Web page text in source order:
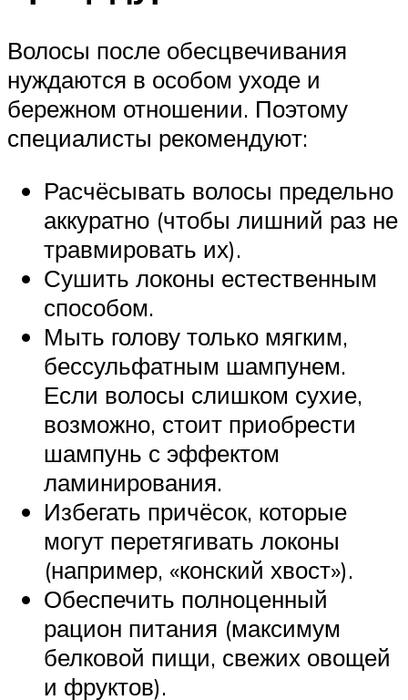
Волосы после обесцвечивания
нуждаются в особом уходе и
бережном отношении. Поэтому
специалисты рекомендуют:
Расчёсывать волосы предельно
аккуратно (чтобы лишний раз не
травмировать их).
Сушить локоны естественным
способом.
Мыть голову только мягким,
бессульфатным шампунем.
Если волосы слишком сухие,
возможно, стоит приобрести
шампунь с эффектом
ламинирования.
Избегать причёсок, которые
могут перетягивать локоны
(например, «конский хвост»).
Обеспечить полноценный
рацион питания (максимум
белковой пищи, свежих овощей
и фруктов).